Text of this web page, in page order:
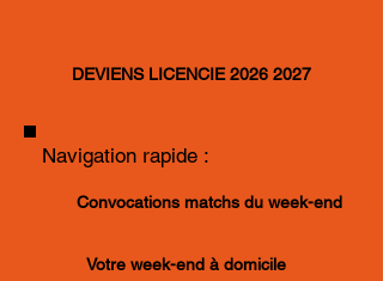
DEVIENS LICENCIE 2026 2027
Navigation rapide :
Convocations matchs du week-end
Votre week-end à domicile